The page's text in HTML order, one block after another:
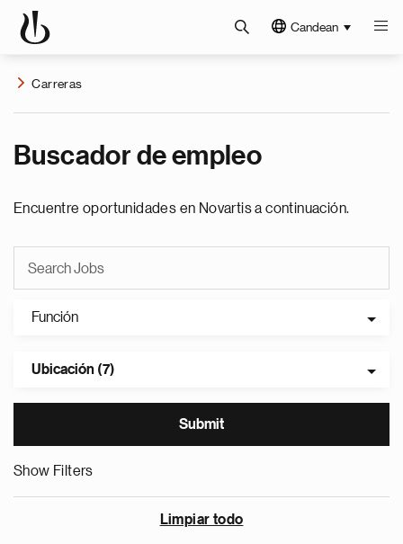
Candean
Carreras
Buscador de empleo
Encuentre oportunidades en Novartis a continuación.
Función
Ubicación (7)
Show Filters
Limpiar todo